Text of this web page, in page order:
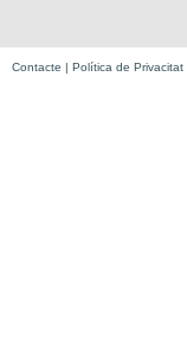
Contacte | Política de Privacitat